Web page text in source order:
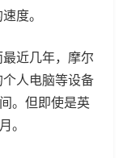
度。
近几年，摩尔
人电脑等设备
。但即使是英
。